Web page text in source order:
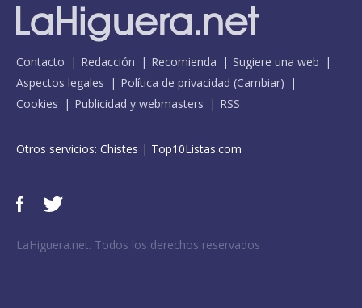
Contacto Redacción Recomienda
Sugiere una web
Aspectos legales
Política de privacidad (Cambiar)
Cookies
Publicidad y webmasters RSS
Otros servicios: Chistes | Top10Listas.com
LaHiguera.net. Todos los derechos reservados